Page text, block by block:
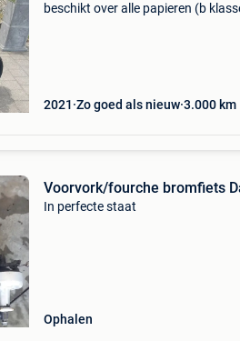
beschikt over alle papieren (b
2021 Zo goed als nieuw 3.000 km
Voorvork/fourche
In perfecte staat
Ophalen